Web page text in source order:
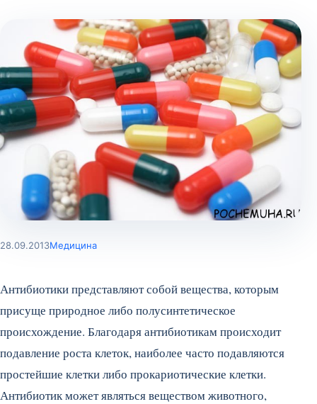
28.09.2013Медицина
Антибиотики представляют собой вещества, которым
присуще природное либо полусинтетическое
происхождение. Благодаря антибиотикам происходит
подавление роста клеток, наиболее часто подавляются
простейшие клетки либо прокариотические клетки.
Антибиотик может являться веществом животного,